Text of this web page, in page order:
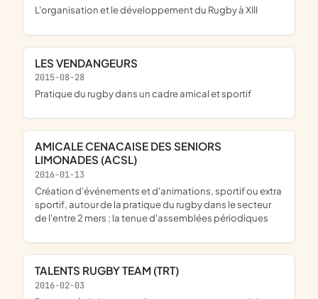
l'organisation et le développement du Rugby à XIII
LES VENDANGEURS
2015-08-28
pratique du rugby dans un cadre amical et sportif
AMICALE CENACAISE DES SENIORS
LIMONADES (ACSL)
2016-01-13
création d'événements et d'animations, sportif ou extra
sportif, autour de la pratique du rugby dans le secteur
de l'entre 2 mers ; la tenue d'assemblées périodiques
TALENTS RUGBY TEAM (TRT)
2016-02-03